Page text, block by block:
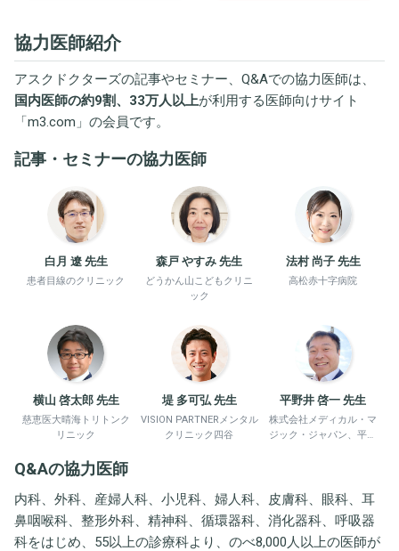
協力医師紹介
アスクドクターズの記事やセミナー、Q&Aでの協力医師は、
国内医師の約9割、33万人以上が利用する医師向けサイト
「m3.com 」の会員です。
記事・セミナーの協力医師
白月 遼 先生
患者目線のクリニック
森戸 やすみ 先生
どうかん山こどもクリニ
ック
法村 尚子 先生
高松赤十字病院
横山 啓太郎 先生
慈恵医大晴海トリトンク
リニック
堤 多可弘 先生
VISION PARTNERメンタル
クリニック四谷
平野井 啓一 先生
株式会社メディカル・マ
ジック・ジャパン、平野
Q&Aの協力医師
内科、外科、産婦人科、小児科、婦人科、皮膚科、眼科、耳
鼻咽喉科、整形外科、精神科、循環器科、消化器科、呼吸器
科をはじめ、55以上の診療科より、のべ8,000人以上の医師が